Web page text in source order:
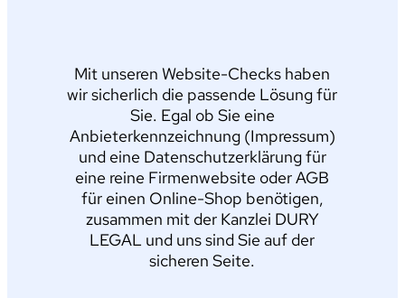
Mit unseren Website-Checks haben
wir sicherlich die passende Lösung für
Sie. Egal ob Sie eine
Anbieterkennzeichnung (Impressum)
und eine Datenschutzerklärung für
eine reine Firmenwebsite oder AGB
für einen Online-Shop benötigen,
zusammen mit der Kanzlei DURY
LEGAL und uns sind Sie auf der
sicheren Seite.